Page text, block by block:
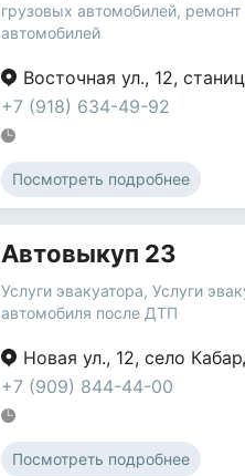
грузовых автомобилей, ремонт
автомобилей
Восточная ул., 12,
+7 (918) 634-49-92
Посмотреть подробнее
Автовыкуп 23
Услуги эвакуатора, Услуги
автомобиля после ДТП
Новая ул., 12, село
+7 (909) 844-44-00
Посмотреть подробнее